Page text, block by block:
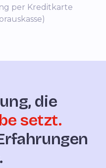
per Kreditkarte
die
setzt.